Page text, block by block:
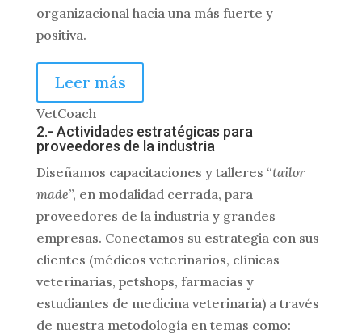
organizacional hacia una más fuerte y
positiva.
Leer más
VetCoach
2.- Actividades estratégicas para
proveedores de la industria
Diseñamos capacitaciones y talleres “tailor
made”, en modalidad cerrada, para
proveedores de la industria y grandes
empresas. Conectamos su estrategia con sus
clientes (médicos veterinarios, clínicas
veterinarias, petshops, farmacias y
estudiantes de medicina veterinaria) a través
de nuestra metodología en temas como: